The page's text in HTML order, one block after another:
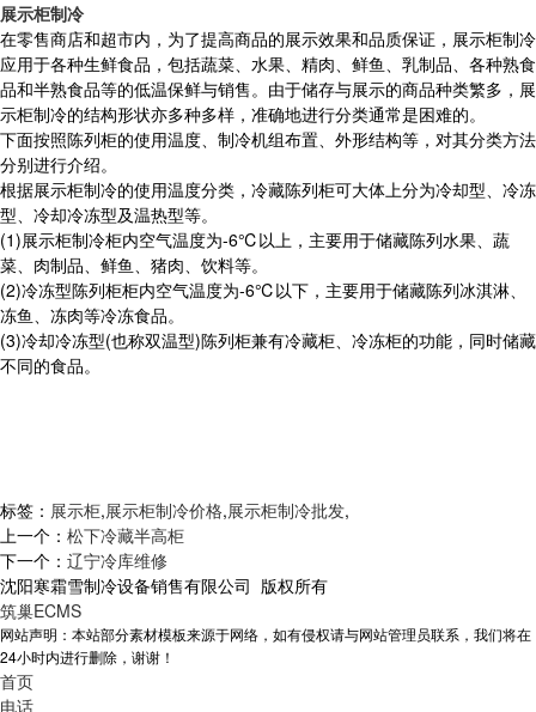
展示柜制冷
在零售商店和超市内，为了提高商品的展示效果和品质保证，展示柜制冷
应用于各种生鲜食品，包括蔬菜、水果、精肉、鲜鱼、乳制品、各种熟食
品和半熟食品等的低温保鲜与销售。由于储存与展示的商品种类繁多，展
示柜制冷的结构形状亦多种多样，准确地进行分类通常是困难的。
下面按照陈列柜的使用温度、制冷机组布置、外形结构等，对其分类方法
分别进行介绍。
根据展示柜制冷的使用温度分类，冷藏陈列柜可大体上分为冷却型、冷冻
型、冷却冷冻型及温热型等。
(1)展示柜制冷柜内空气温度为-6℃以上，主要用于储藏陈列水果、蔬
菜、肉制品、鲜鱼、猪肉、饮料等。
(2)冷冻型陈列柜柜内空气温度为-6℃以下，主要用于储藏陈列冰淇淋、
冻鱼、冻肉等冷冻食品。
(3)冷却冷冻型(也称双温型)陈列柜兼有冷藏柜、冷冻柜的功能，同时储藏
不同的食品。
标签： 展示柜,展示柜制冷价格,展示柜制冷批发,
上一个： 松下冷藏半高柜
下一个： 辽宁冷库维修
沈阳寒霜雪制冷设备销售有限公司 版权所有
筑巢ECMS
网站声明：本站部分素材模板来源于网络，如有侵权请与网站管理员联系，我们将在
24小时内进行删除，谢谢！
首页
电话